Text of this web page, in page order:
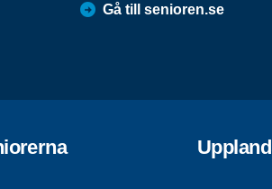
Gå till senioren.se